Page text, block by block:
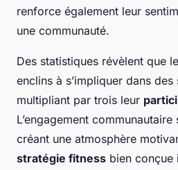
renforce également leur
une communauté.
Des statistiques révèlent que
enclins à s’impliquer dans
multipliant par trois leur
L’engagement
créant une atmosphère
stratégie fitness bien conçue